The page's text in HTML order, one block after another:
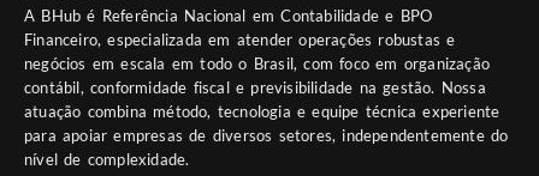
A BHub é Referência Nacional em Contabilidade e BPO
Financeiro, especializada em atender operações robustas e
negócios em escala em todo o Brasil, com foco em organização
contábil, conformidade fiscal e previsibilidade na gestão. Nossa
atuação combina método, tecnologia e equipe técnica experiente
para apoiar empresas de diversos setores, independentemente do
nível de complexidade.